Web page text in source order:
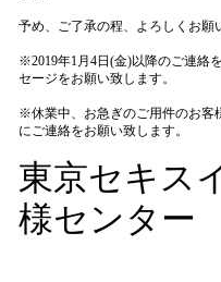
予め、ご了承の程、よろしくお願
※2019年1月4日(金)以降のご連絡
セージをお願い致します。
※休業中、お急ぎのご用件のお客
にご連絡をお願い致します。
東京セキス
様センター